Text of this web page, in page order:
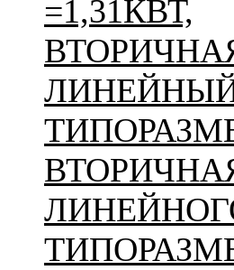
=1,31КВТ,